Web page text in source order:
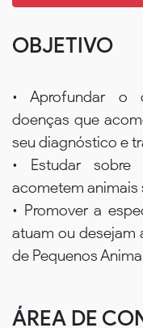
OBJETIVO
• Aprofundar o
doenças que
seu diagnóstico e
• Estudar sobre
acometem animais
• Promover a
atuam ou desejam
de Pequenos
ÁREA DE